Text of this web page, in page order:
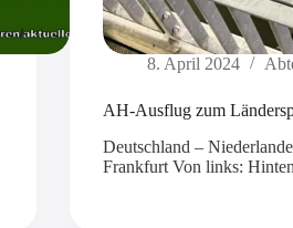
8. April 2024
AH-Ausflug zum
Deutschland –
Frankfurt Von links: